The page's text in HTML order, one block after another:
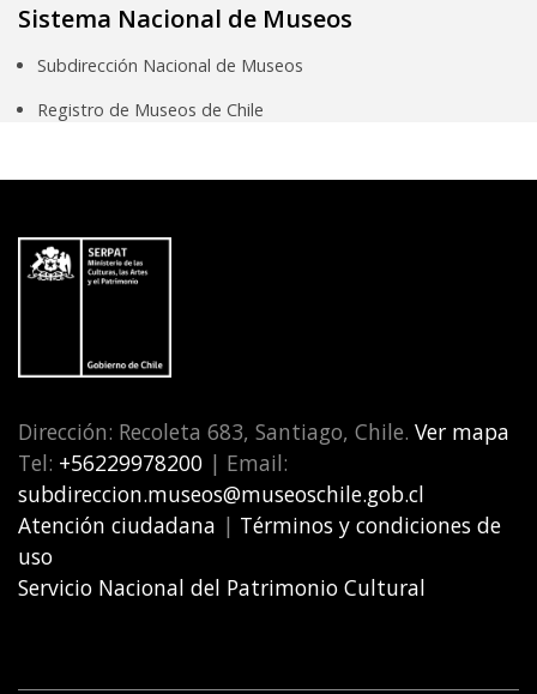
Sistema Nacional de Museos
Subdirección Nacional de Museos
Registro de Museos de Chile
Dirección: Recoleta 683, Santiago, Chile. Ver mapa
Tel: +56229978200 | Email:
subdireccion.museos@museoschile.gob.cl
Atención ciudadana | Términos y condiciones de
uso
Servicio Nacional del Patrimonio Cultural